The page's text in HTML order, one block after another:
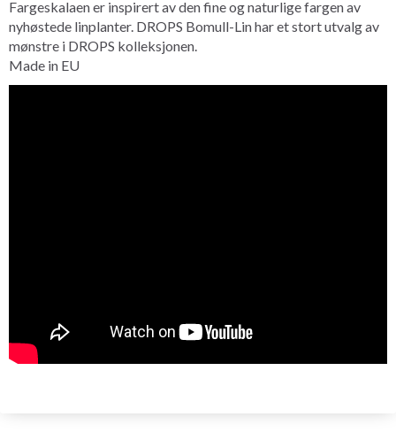
Fargeskalaen er inspirert av den fine og naturlige fargen av
nyhøstede linplanter. DROPS Bomull-Lin har et stort utvalg av
mønstre i DROPS kolleksjonen.
Made in EU